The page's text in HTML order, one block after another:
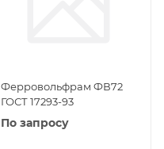
Ферровольфрам ФВ72
ГОСТ 17293-93
По запросу